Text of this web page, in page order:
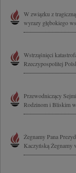
W związku z
wyrazy głębokiego
Wstrząśnięci
Rzeczypospolitej
Przewodniczący
Rodzinom i Bliskim
Żegnamy Pana
Kaczyńską